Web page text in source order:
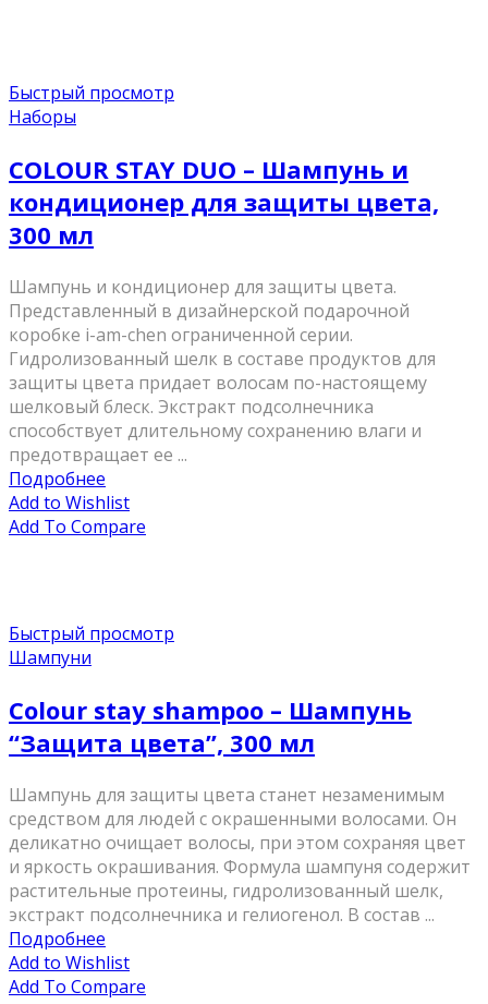
Быстрый просмотр
Наборы
COLOUR STAY DUO – Шампунь и
кондиционер для защиты цвета,
300 мл
Шампунь и кондиционер для защиты цвета.
Представленный в дизайнерской подарочной
коробке i-am-chen ограниченной серии.
Гидролизованный шелк в составе продуктов для
защиты цвета придает волосам по-настоящему
шелковый блеск. Экстракт подсолнечника
способствует длительному сохранению влаги и
предотвращает ее ...
Подробнее
Add to Wishlist
Add To Compare
Быстрый просмотр
Шампуни
Colour stay shampoo – Шампунь
“Защита цвета”, 300 мл
Шампунь для защиты цвета станет незаменимым
средством для людей с окрашенными волосами. Он
деликатно очищает волосы, при этом сохраняя цвет
и яркость окрашивания. Формула шампуня содержит
растительные протеины, гидролизованный шелк,
экстракт подсолнечника и гелиогенол. В состав ...
Подробнее
Add to Wishlist
Add To Compare